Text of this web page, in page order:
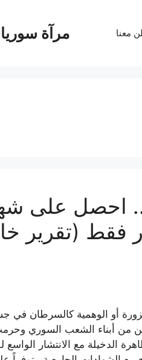
مرآة سوريا معنا
احصل على
بـ 100 دولار فقط
أو الوهمية كالسرطان في
من أبناء الشعب السوري
الدخيلة مع الانتشار الواسع